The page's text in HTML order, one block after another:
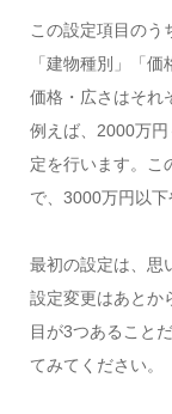
この設定項目のう
「建物種別」「価
価格・広さはそれ
例えば、2000万
定を行います。こ
で、3000万円以下
最初の設定は、思
設定変更はあとか
目が3つあること
てみてください。